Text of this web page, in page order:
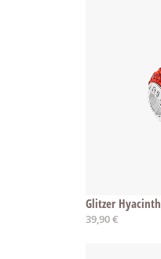
Glitzer Hyacinth
39,90 €